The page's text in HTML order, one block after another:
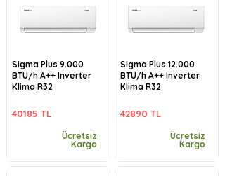
Sigma Plus 9.000
BTU/h A++ Inverter
Klima R32
40185 TL
Ücretsiz
Kargo
Sigma Plus 12.000
BTU/h A++ Inverter
Klima R32
42890 TL
Ücretsiz
Kargo